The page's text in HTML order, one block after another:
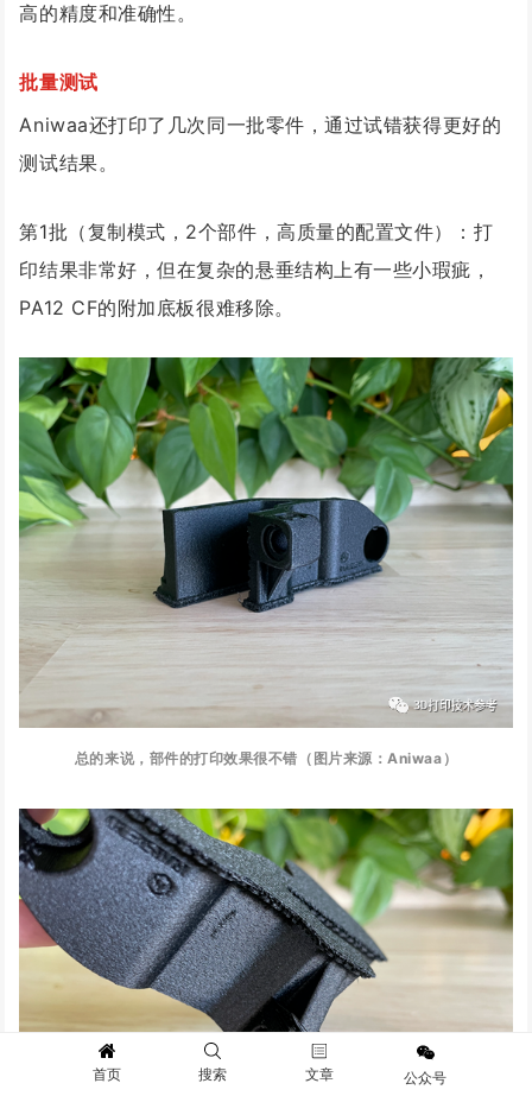
高的精度和准确性。
批量测试
Aniwaa还打印了几次同一批零件，通过试错获得更好的
测试结果。
第1批（复制模式，2个部件，高质量的配置文件）：打
印结果非常好，但在复杂的悬垂结构上有一些小瑕疵，
PA12 CF的附加底板很难移除。
总的来说，部件的打印效果很不错（图片来源：Aniwaa）
首页 搜索 文章 公众号